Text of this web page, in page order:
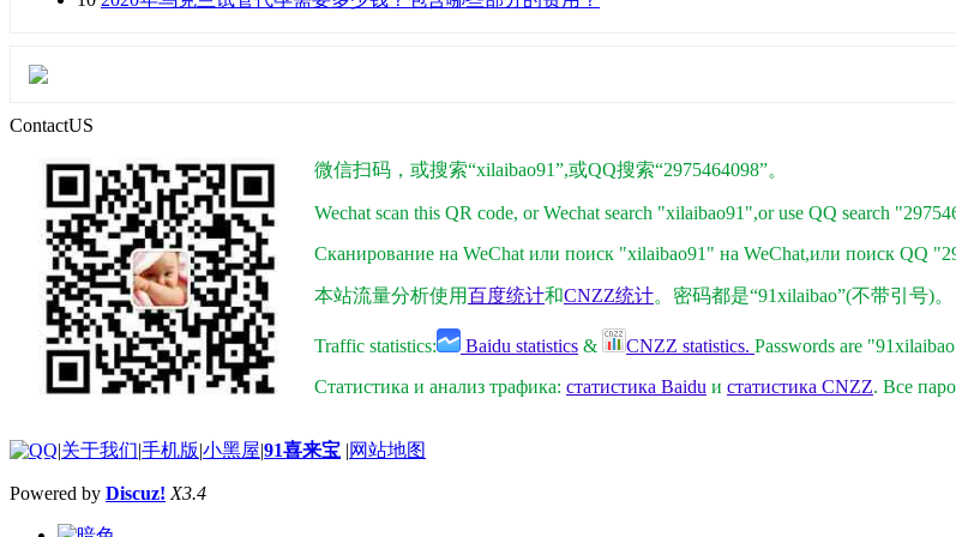
ContactUS
微信扫码，或搜索“xilaibao91”,或QQ搜索“2975464098”。
Wechat scan this QR code, or Wechat search "xilaibao91",or use QQ search
Сканирование на WeChat или поиск "xilaibao91" на WeChat,или поиск QQ
本站流量分析使用百度统计和CNZZ统计。密码都是“91xilaibao”(不带引号)。
Traffic statistics: Baidu statistics & CNZZ statistics. Passwords are
Статистика и анализ трафика: статистика Baidu и статистика CNZZ. Все
|关于我们|手机版|小黑屋|91喜来宝 |网站地图
Powered by Discuz! X3.4